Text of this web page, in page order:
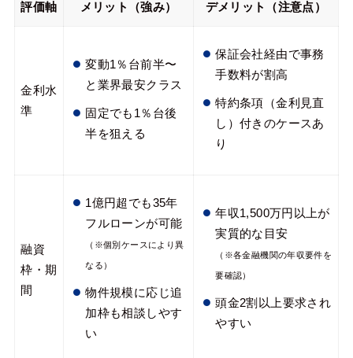
評価軸 メリット（強み） デメリット（注意点）
金利水
準
変動1％台前半〜
と業界最安クラス
固定でも1％台後
半を狙える
保証会社経由で事務
手数料が割高
特約条項（金利見直
し）付きのケースあ
り
融資
枠・期
間
1億円超でも35年
フルローンが可能
（※個別ケースにより異
なる）
物件規模に応じ追
加枠も相談しやす
い
年収1,500万円以上が
実質的な目安
（※各金融機関の年収要件を
要確認）
頭金2割以上要求され
やすい